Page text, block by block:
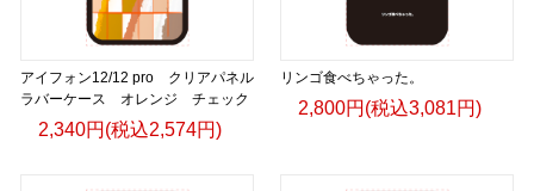
アイフォン12/12 pro クリアパネル
ラバーケース オレンジ チェック
2,340円(税込2,574円)
リンゴ食べちゃった。
2,800円(税込3,081円)